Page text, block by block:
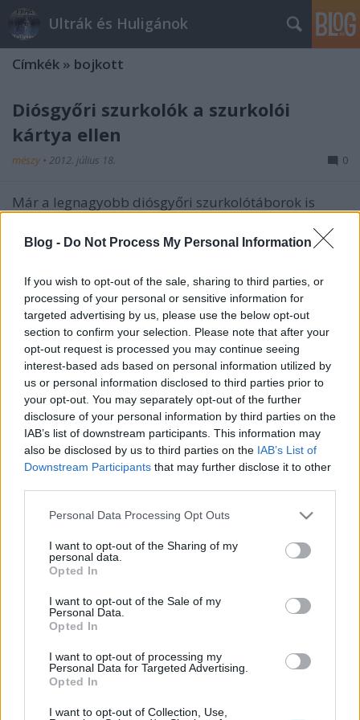
Blog - Do Not Process My Personal Information
If you wish to opt-out of the sale, sharing to third parties, or
processing of your personal or sensitive information for
targeted advertising by us, please use the below opt-out
section to confirm your selection. Please note that after your
opt-out request is processed you may continue seeing
interest-based ads based on personal information utilized by
us or personal information disclosed to third parties prior to
your opt-out. You may separately opt-out of the further
disclosure of your personal information by third parties on the
IAB’s list of downstream participants. This information may
also be disclosed by us to third parties on the IAB’s List of
Downstream Participants that may further disclose it to other
Please note that this website/app uses one or more Google
not limited to your visit or usage behaviour. You may click to
grant or deny consent to Google and its third-party tags to
use your data for below specified purposes in below Google
consent section.
Personal Data Processing Opt Outs
I want to opt-out of the Sharing of my
personal data.
Opted In
I want to opt-out of the Sale of my
Personal Data.
Opted In
I want to opt-out of processing my
Personal Data for Targeted Advertising.
Opted In
I want to opt-out of Collection, Use,
Ultrák és Huligánok
Címkék » bojkott
Diósgyőri szurkolók a szurkolói
kártya ellen
mészy • 2012. július 18. 0
Már a legnagyobb diósgyőri szurkolótáborok is
víziókat, ezért úgy döntöttek, hogy sztrájkot
hirdetnek mindaddig, ameddig nem kezelik őket
normális szurkolóként. Ha eltörlik a szurkolókártyát,
akkor természetesen visszatérnek a…
Inter ultrák a csapat új idegenbeli
meze ellen
mészy•2012. július 11.
Hatalmas bukás lehet az olasz Inter 2012/2013-as
szezonjának idegenbeli meze, ami eléggé a fővárosi
rivális AC Milan színére hajaz (piros és fekete szín is
található benne), a fanatikus Nerazzurrik már a
vásárlás bojkottálását fogalmazták meg és
Elkezdődött amire mindenki várt
2012. június 08.
Ma este 18:00-ás kezdéssel rajtol az idei Európa-
bajnokság, nyitómérkőzés gyanánt a rendező
Lengyelország csapata csak össze a görögökkel.
Kíváncsian várjuk, hogy utcai/szurkolói szempontból
milyen finomságokat fog tartogatni a torna!
Lengyelország - Görögország meccs…